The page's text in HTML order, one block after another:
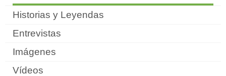
Historias y Leyendas
Entrevistas
Imágenes
Vídeos